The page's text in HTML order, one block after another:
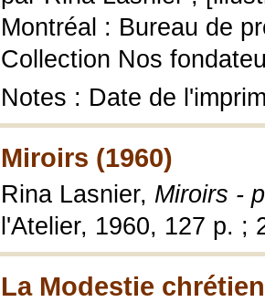
Montréal : Bureau de
Collection Nos
Notes : Date de
Miroirs (1960)
Rina Lasnier, Miroirs -
l'Atelier, 1960, 127 p. ;
La Modestie